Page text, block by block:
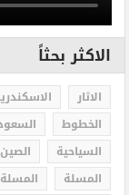
الاكثر بحثاً
الاثار
الخطوط
السياحية
الصين
المسلة